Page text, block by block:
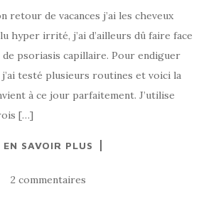
retour de vacances j’ai les cheveux
hyper irrité, j’ai d’ailleurs dû faire face
psoriasis capillaire. Pour endiguer
testé plusieurs routines et voici la
à ce jour parfaitement. J’utilise
[…]
EN SAVOIR PLUS
2 commentaires